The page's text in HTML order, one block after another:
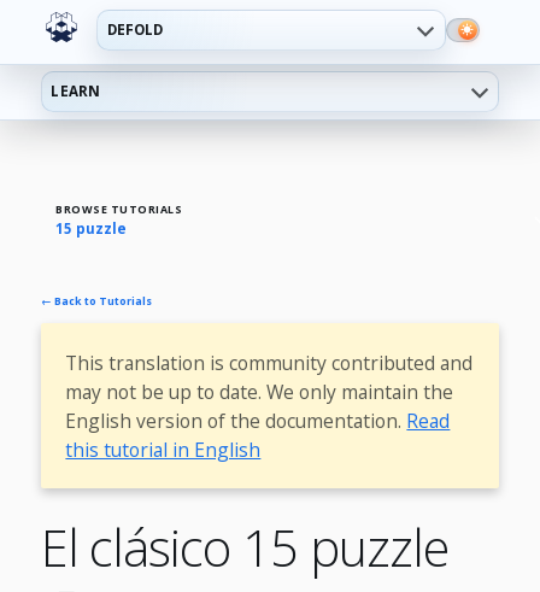
DEFOLD
LEARN
BROWSE TUTORIALS
15 puzzle
← Back to Tutorials
This translation is community contributed and
may not be up to date. We only maintain the
English version of the documentation. Read
this tutorial in English
El clásico 15 puzzle